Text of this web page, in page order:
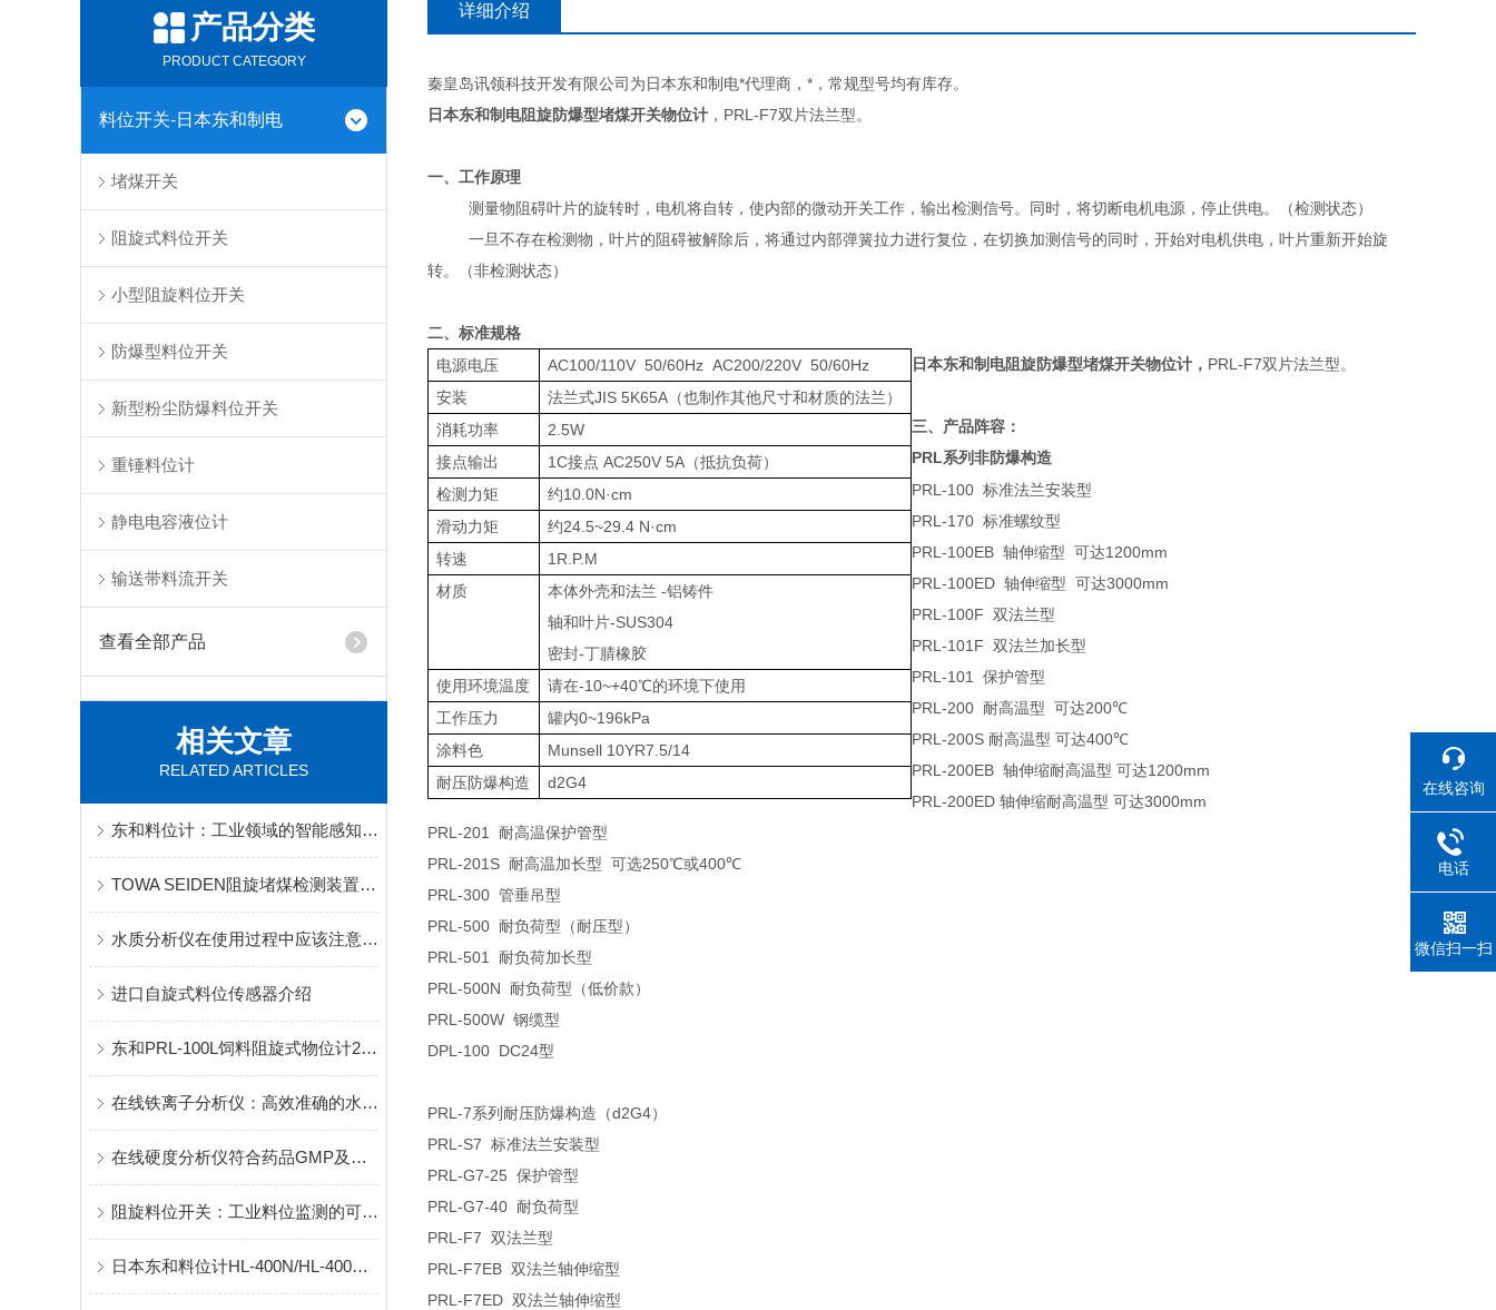
产品分类
PRODUCT CATEGORY
料位开关-日本东和制电
堵煤开关
阻旋式料位开关
小型阻旋料位开关
防爆型料位开关
新型粉尘防爆料位开关
重锤料位计
静电电容液位计
输送带料流开关
查看全部产品
相关文章
RELATED ARTICLES
东和料位计：工业领域的智能感知专家
TOWA SEIDEN阻旋堵煤检测装置：工业场景下的可靠之选
水质分析仪在使用过程中应该注意以下问题
进口自旋式料位传感器介绍
东和PRL-100L饲料阻旋式物位计220V(产地:日本)
在线铁离子分析仪：高效准确的水质监测利器
在线硬度分析仪符合药品GMP及化工仪表规范 数据可追溯
阻旋料位开关：工业料位监测的可靠守护者
日本东和料位计HL-400N/HL-400GS的安装注意事项和选型指南
详细介绍
秦皇岛讯领科技开发有限公司为日本东和制电*代理商，*，常规型号均有库存。
日本东和制电阻旋防爆型堵煤开关物位计 ， PRL-F7双片法兰型。
一、工作原理
测量物阻碍叶片的旋转时，电机将自转，使内部的微动开关工作，输出检测信号。同时，将切断电机电源，停止供电。（检测状态）
一旦不存在检测物，叶片的阻碍被解除后，将通过内部弹簧拉力进行复位，在切换加测信号的同时，开始对电机供电，叶片重新开始旋
转。（非检测状态）
二、标准规格
电源电压
AC100/110V 50/60Hz AC200/220V 50/60Hz
安装
法兰式JIS 5K65A（也制作其他尺寸和材质的法兰）
消耗功率
2.5W
接点输出
1C接点 AC250V 5A（抵抗负荷）
检测力矩
约10.0N·cm
滑动力矩
约24.5~29.4 N·cm
转速
1R.P.M
材质
本体外壳和法兰 -铝铸件
轴和叶片-SUS304
密封-丁腈橡胶
使用环境温度
请在-10~+40℃的环境下使用
工作压力
罐内0~196kPa
涂料色
Munsell 10YR7.5/14
耐压防爆构造
d2G4
日本东和制电阻旋防爆型堵煤开关物位计 ， PRL-F7双片法兰型。
三、产品阵容：
PRL系列非防爆构造
PRL-100 标准法兰安装型
PRL-170 标准螺纹型
PRL-100EB 轴伸缩型 可达1200mm
PRL-100ED 轴伸缩型 可达3000mm
PRL-100F 双法兰型
PRL-101F 双法兰加长型
PRL-101 保护管型
PRL-200 耐高温型 可达200℃
PRL-200S 耐高温型 可达400℃
PRL-200EB 轴伸缩耐高温型 可达1200mm
PRL-200ED 轴伸缩耐高温型 可达3000mm
PRL-201 耐高温保护管型
PRL-201S 耐高温加长型 可选250℃或400℃
PRL-300 管垂吊型
PRL-500 耐负荷型（耐压型）
PRL-501 耐负荷加长型
PRL-500N 耐负荷型（低价款）
PRL-500W 钢缆型
DPL-100 DC24型
PRL-7系列耐压防爆构造（d2G4）
PRL-S7 标准法兰安装型
PRL-G7-25 保护管型
PRL-G7-40 耐负荷型
PRL-F7 双法兰型
PRL-F7EB 双法兰轴伸缩型
PRL-F7ED 双法兰轴伸缩型
在线咨询
电话
微信扫一扫